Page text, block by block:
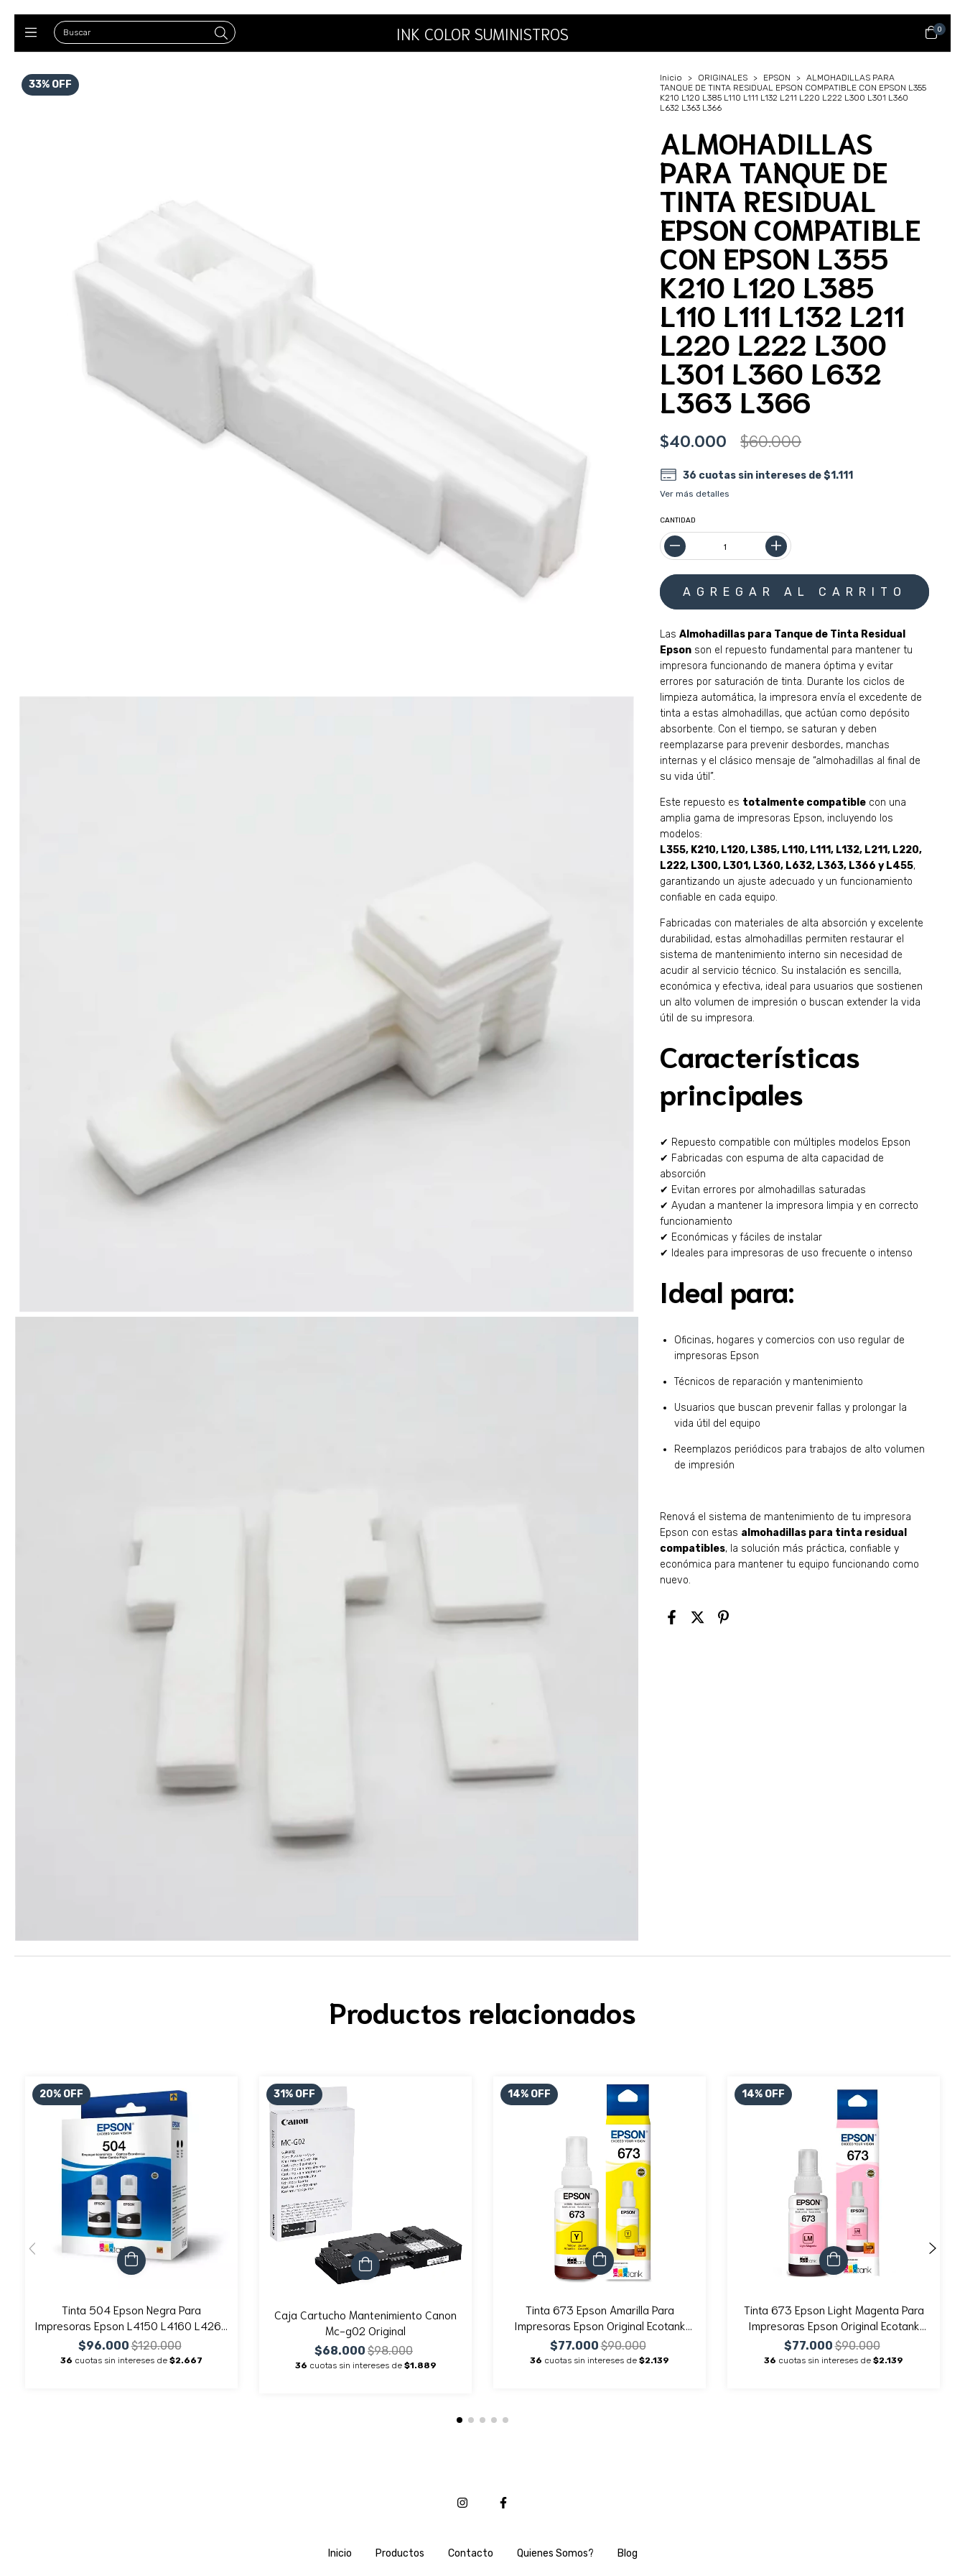
INK COLOR SUMINISTROS 0
33% OFF
Inicio > ORIGINALES > EPSON > ALMOHADILLAS PARA
TANQUE DE TINTA RESIDUAL EPSON COMPATIBLE CON EPSON L355
K210 L120 L385 L110 L111 L132 L211 L220 L222 L300 L301 L360
L632 L363 L366
ALMOHADILLAS
PARA TANQUE DE
TINTA RESIDUAL
EPSON COMPATIBLE
CON EPSON L355
K210 L120 L385
L110 L111 L132 L211
L220 L222 L300
L301 L360 L632
L363 L366
$40.000 $60.000
36 cuotas sin intereses de$1.111
Ver más detalles
CANTIDAD
LasAlmohadillas para Tanque de Tinta Residual
Epson son el repuesto fundamental para mantener tu
impresora funcionando de manera óptima y evitar
errores por saturación de tinta. Durante los ciclos de
limpieza automática, la impresora envía el excedente de
tinta a estas almohadillas, que actúan como depósito
absorbente. Con el tiempo, se saturan y deben
reemplazarse para prevenir desbordes, manchas
internas y el clásico mensaje de “almohadillas al final de
su vida útil”.
Este repuesto es totalmente compatible con una
amplia gama de impresoras Epson, incluyendo los
modelos:
L355, K210, L120, L385, L110, L111, L132, L211, L220,
L222, L300, L301, L360, L632, L363, L366 y L455,
garantizando un ajuste adecuado y un funcionamiento
confiable en cada equipo.
Fabricadas con materiales de alta absorción y excelente
durabilidad, estas almohadillas permiten restaurar el
sistema de mantenimiento interno sin necesidad de
acudir al servicio técnico. Su instalación es sencilla,
económica y efectiva, ideal para usuarios que sostienen
un alto volumen de impresión o buscan extender la vida
útil de su impresora.
Características
principales
✔ Repuesto compatible con múltiples modelos Epson
✔ Fabricadas con espuma de alta capacidad de
absorción
✔ Evitan errores por almohadillas saturadas
✔ Ayudan a mantener la impresora limpia y en correcto
funcionamiento
✔ Económicas y fáciles de instalar
✔ Ideales para impresoras de uso frecuente o intenso
Ideal para:
Oficinas, hogares y comercios con uso regular de
impresoras Epson
Técnicos de reparación y mantenimiento
Usuarios que buscan prevenir fallas y prolongar la
vida útil del equipo
Reemplazos periódicos para trabajos de alto volumen
de impresión
Renová el sistema de mantenimiento de tu impresora
Epson con estas almohadillas para tinta residual
compatibles, la solución más práctica, confiable y
económica para mantener tu equipo funcionando como
nuevo.
Productos relacionados
20% OFF
Tinta 504 Epson Negra Para
Impresoras Epson L4150 L4160 L4260
L6161 L6270 L14150 X2 Unidades
$96.000$120.000
36 cuotas sin intereses de $2.667
31% OFF
Caja Cartucho Mantenimiento Canon
Mc-g02 Original
$68.000 $98.000
36 cuotas sin intereses de $1.889
14% OFF
Tinta 673 Epson Amarilla Para
Impresoras Epson Original Ecotank
L800 L805 L810 L850 L1800 X1
Unidad
$77.000$90.000
36 cuotas sin intereses de $2.139
14% OFF
Tinta 673 Epson Light Magenta Para
Impresoras Epson Original Ecotank
L800 L805 L810 L850 L1800 X1
Unidad
$77.000$90.000
36 cuotas sin intereses de $2.139
Inicio Productos Contacto Quienes Somos? Blog